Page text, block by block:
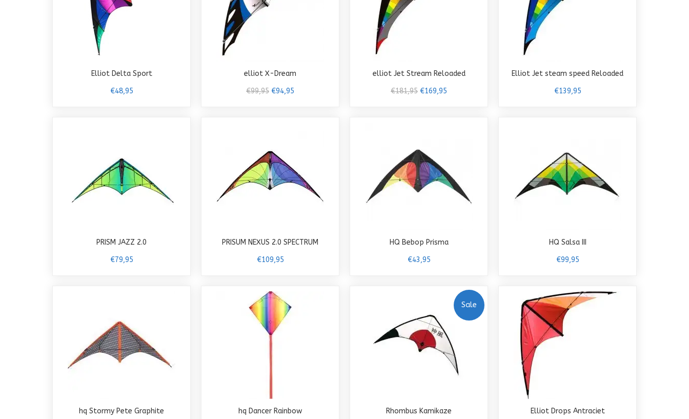
Elliot Delta Sport
€48,95
elliot X-Dream
€99,95 €94,95
elliot Jet Stream Reloaded
€181,95 €169,95
Elliot Jet steam speed Reloaded
€139,95
PRISM JAZZ 2.0
€79,95
PRISUM NEXUS 2.0 SPECTRUM
€109,95
HQ Bebop Prisma
€43,95
HQ Salsa III
€99,95
hq Stormy Pete Graphite
hq Dancer Rainbow
Sale
Rhombus Kamikaze
Elliot Drops Antraciet